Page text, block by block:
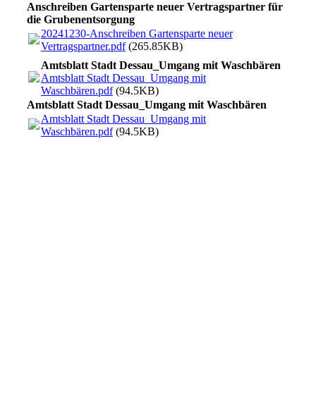
Anschreiben Gartensparte neuer Vertragspartner für
die Grubenentsorgung
20241230-Anschreiben Gartensparte neuer
Vertragspartner.pdf(265.85KB)
Amtsblatt Stadt Dessau_Umgang mit Waschbären
Amtsblatt Stadt Dessau_Umgang mit
Waschbären.pdf(94.5KB)
Amtsblatt Stadt Dessau_Umgang mit Waschbären
Amtsblatt Stadt Dessau_Umgang mit
Waschbären.pdf(94.5KB)